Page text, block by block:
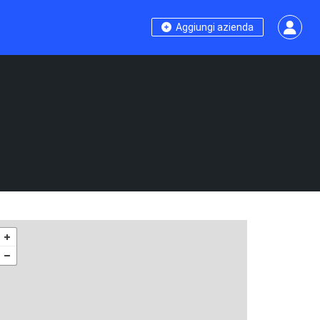
Aggiungi azienda